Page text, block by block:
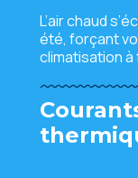
L’air chaud
été, forçant
climatisation